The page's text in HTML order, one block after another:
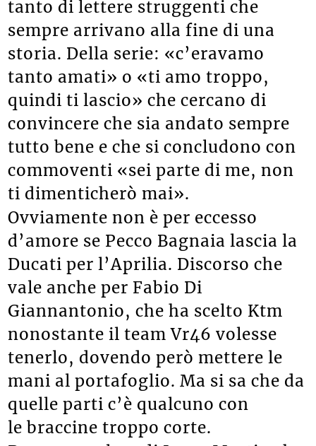
tanto di lettere struggenti che
sempre arrivano alla fine di una
storia. Della serie: «c’eravamo
tanto amati» o «ti amo troppo,
quindi ti lascio» che cercano di
convincere che sia andato sempre
tutto bene e che si concludono con
commoventi «sei parte di me, non
ti dimenticherò mai».
Ovviamente non è per eccesso
d’amore se Pecco Bagnaia lascia la
Ducati per l’Aprilia. Discorso che
vale anche per Fabio Di
Giannantonio, che ha scelto Ktm
nonostante il team Vr46 volesse
tenerlo, dovendo però mettere le
mani al portafoglio. Ma si sa che da
quelle parti c’è qualcuno con
le braccine troppo corte.